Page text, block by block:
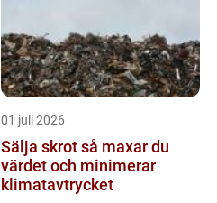
01 juli 2026
Sälja skrot så maxar du
värdet och minimerar
klimatavtrycket